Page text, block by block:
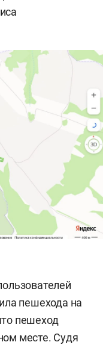
пешехода на
пешеход
месте. Судя